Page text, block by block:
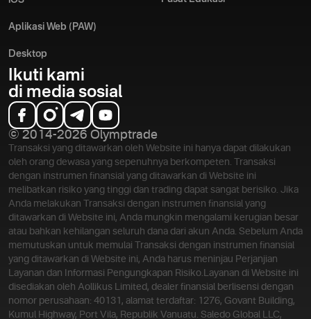
Aplikasi Web (PAW)
Desktop
Ikuti kami
di media sosial
© 2014-2026 Olymptrade
Transaksi yang ditawarkan oleh Website ini hanya dapat dilakukan
oleh orang dewasa yang sepenuhnya berkompeten. Transaksi
dengan instrumen finansial yang ditawarkan di Website ini
melibatkan risiko yang tinggi dan trading dapat sangat berisiko. Jika
Anda melakukan Transaksi dengan instrumen finansial yang
ditawarkan di Website ini, Anda mungkin mengalami kerugian besar
atau bahkan kehilangan seluruh dana dari akun Anda. Sebelum Anda
memutuskan untuk memulai Transaksi dengan instrumen finansial
yang ditawarkan di Website ini, Anda harus meninjau Perjanjian
Layanan dan Informasi Pengungkapan Risiko. Layanan di Website ini
disediakan oleh Aollikus Limited, dealer finansial berlisensi dengan
nomor perusahaan: 40131, alamat terdaftar: 1276, Govant Building,
Kumul Highway, Port Vila, Republik Vanuatu. Saledo Global LLC,